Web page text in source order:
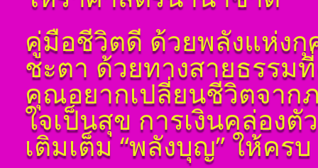
โดย สอ้าน นาคเพชร
พูล(สีดิน) บทที่ ๒ พื้น
ฐาน
โ ห ร า ส า ด (ฉบับ
เรียนรู้โดยไม่ต้องถาม)
โดย สอ้าน นาคเพชร
พูล (สีดิน) บทที่ ๓
ดวงดาวและเลขหมาย
แทนดาว
โ ห ร า ส า ด (ฉบับ
เรียนรู้โดยไม่ต้องถาม)
คู่มือชีวิตดี ด้วยพลังแห่งกุ
ชะตา ด้วยทางสายธรรม
คุณอยากเปลี่ยนชีวิตจา
ใจเป็นสุข การเงินคล่อง
เติมเต็ม “พลังบุญ” ให้คร